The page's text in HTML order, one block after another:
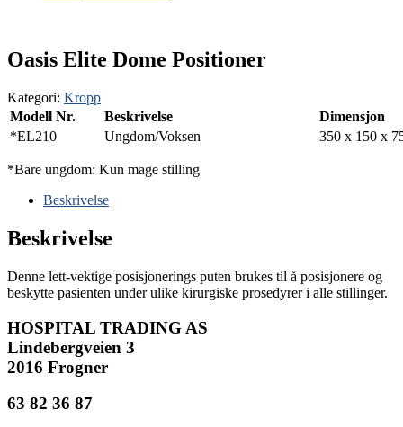
Oasis Elite Dome Positioner
Kategori: Kropp
Modell Nr.
Beskrivelse
Dimensjon
*EL210
Ungdom/Voksen 350 x 150 x
*Bare ungdom: Kun mage stilling
Beskrivelse
Beskrivelse
Denne lett-vektige posisjonerings puten brukes til å posisjonere og
beskytte pasienten under ulike kirurgiske prosedyrer i alle stillinger.
HOSPITAL TRADING AS
Lindebergveien 3
2016 Frogner
63 82 36 87